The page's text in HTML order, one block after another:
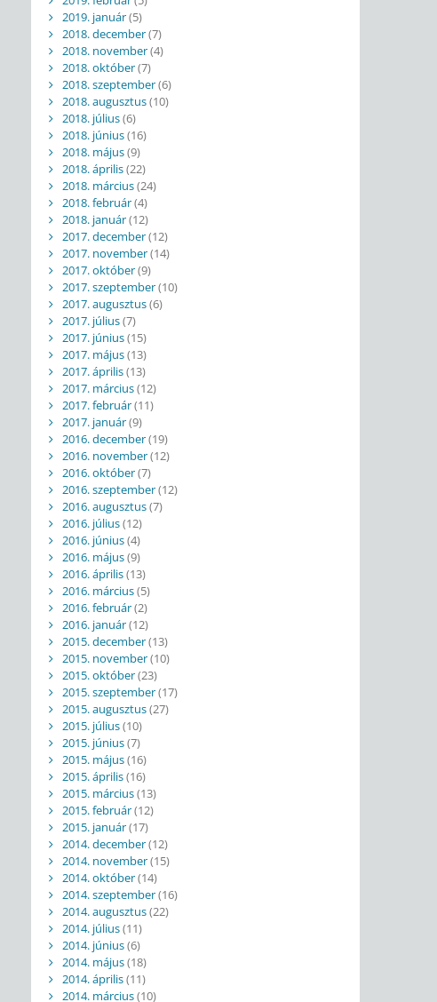
2019. január(5)
2018. december(7)
2018. november(4)
2018. október(7)
2018. szeptember(6)
2018. augusztus(10)
2018. július(6)
2018. június(16)
2018. május(9)
2018. április(22)
2018. március(24)
2018. február(4)
2018. január(12)
2017. december(12)
2017. november(14)
2017. október(9)
2017. szeptember(10)
2017. augusztus(6)
2017. július(7)
2017. június(15)
2017. május(13)
2017. április(13)
2017. március(12)
2017. február(11)
2017. január(9)
2016. december(19)
2016. november(12)
2016. október(7)
2016. szeptember(12)
2016. augusztus(7)
2016. július(12)
2016. június(4)
2016. május(9)
2016. április(13)
2016. március(5)
2016. február(2)
2016. január(12)
2015. december(13)
2015. november(10)
2015. október(23)
2015. szeptember(17)
2015. augusztus(27)
2015. július(10)
2015. június(7)
2015. május(16)
2015. április(16)
2015. március(13)
2015. február(12)
2015. január(17)
2014. december(12)
2014. november(15)
2014. október(14)
2014. szeptember(16)
2014. augusztus(22)
2014. július(11)
2014. június(6)
2014. május(18)
2014. április(11)
2014. március(10)